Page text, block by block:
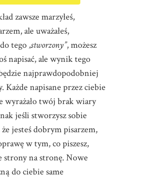
zawsze marzyłeś,
ale uważałeś,
tego „stworzony”, możesz
napisać, ale wynik tego
najprawdopodobniej
Każde napisane przez ciebie
wyrażało twój brak wiary
jeśli stworzysz sobie
jesteś dobrym pisarzem,
w tym, co piszesz,
strony na stronę. Nowe
do ciebie same